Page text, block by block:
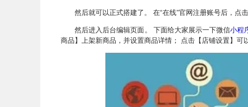
然后就可以正式搭建了。 在“在线”官网注册账号后，点
然后进入后台编辑页面。 下面给大家展示一下微信小程
商品】上架新商品，并设置商品详情； 点击【店铺设置】可